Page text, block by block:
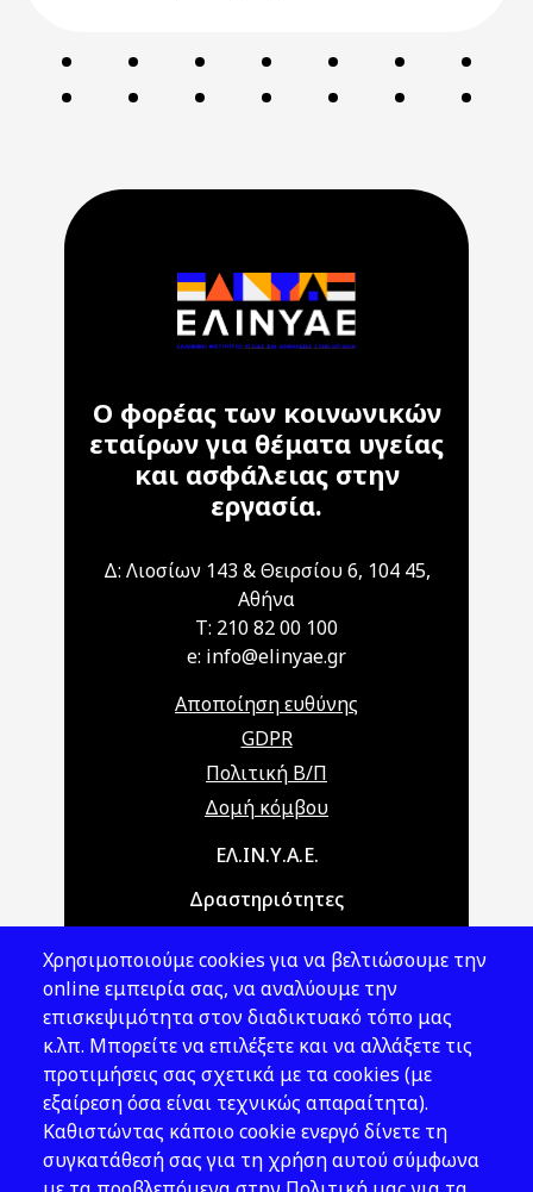
Ο φορέας των κοινωνικών
εταίρων για θέματα υγείας
και ασφάλειας στην
εργασία.
Δ: Λιοσίων 143 & Θειρσίου 6, 104 45,
Αθήνα
T: 210 82 00 100
e: info@elinyae.gr
Αποποίηση ευθύνης
GDPR
Πολιτική Β/Π
Δομή κόμβου
Main navigationΕΛ.ΙΝ.Υ.Α.Ε.
Δραστηριότητες
Νομοθεσία
Εκδόσεις
Νέα - Εκδηλώσεις
Ακολουθήστε μας
Χρησιμοποιούμε cookies για να βελτιώσουμε την
online εμπειρία σας, να αναλύουμε την
επισκεψιμότητα στον διαδικτυακό τόπο μας
κ.λπ. Μπορείτε να επιλέξετε και να αλλάξετε τις
προτιμήσεις σας σχετικά με τα cookies (με
εξαίρεση όσα είναι τεχνικώς απαραίτητα).
Καθιστώντας κάποιο cookie ενεργό δίνετε τη
συγκατάθεσή σας για τη χρήση αυτού σύμφωνα